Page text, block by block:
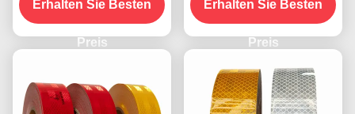
Klebeband für Anhänger
Erhalten Sie Besten
Preis
Intensität
Erhalten Sie Besten
Preis